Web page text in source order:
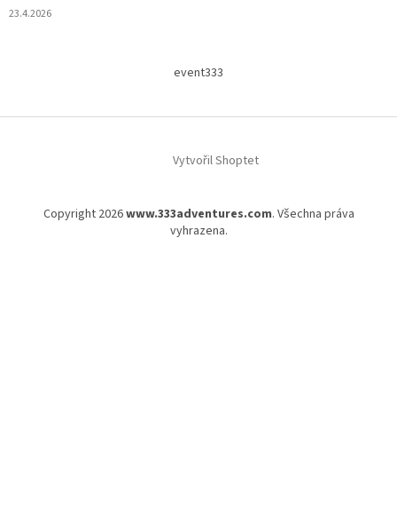
23.4.2026
event333
Vytvořil Shoptet
Copyright 2026www.333adventures.com. Všechna práva
vyhrazena.